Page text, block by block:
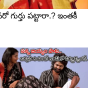
వాదనలు
తప్పనిసరిగా
మ‌ని త్రిపాటి